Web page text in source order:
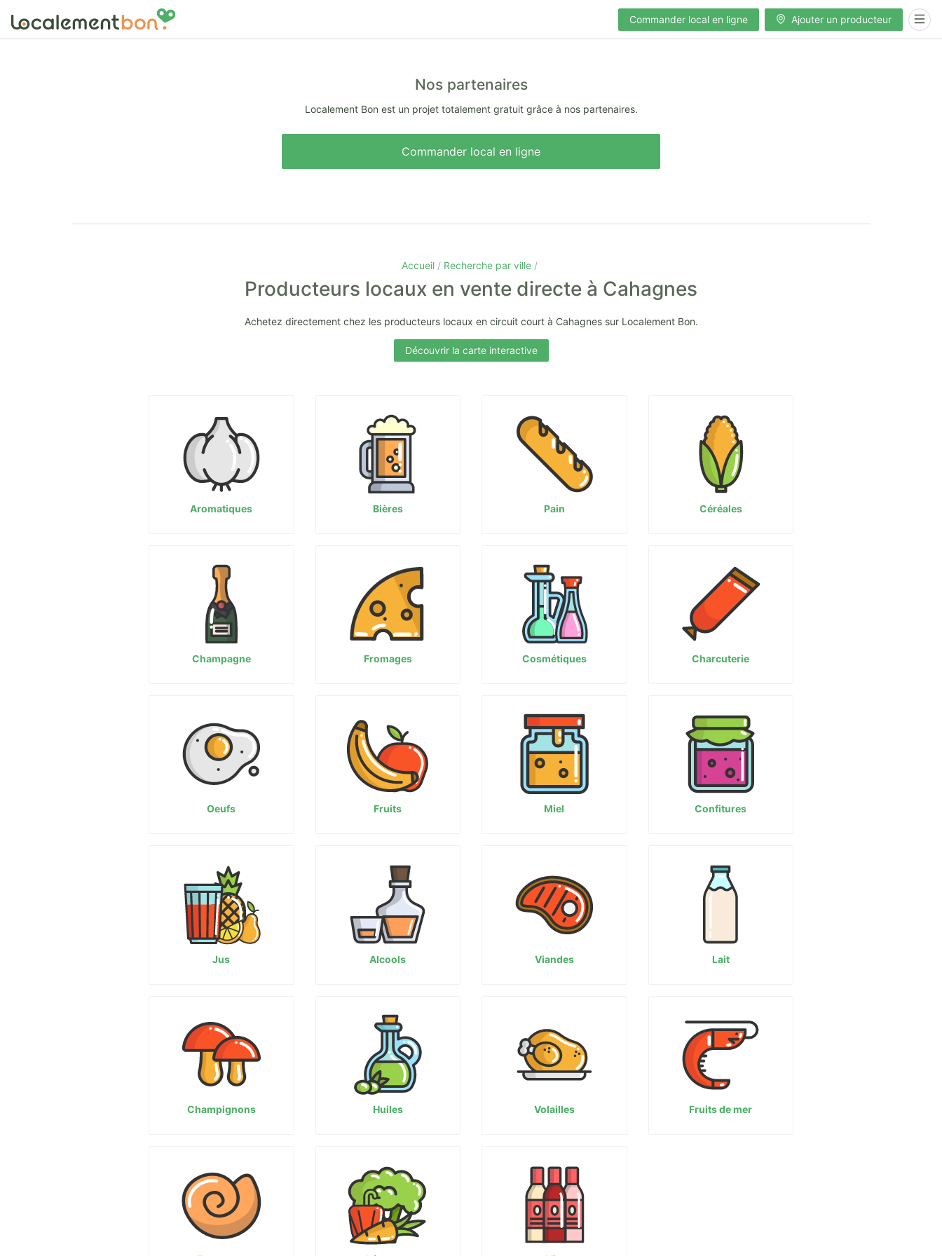
Commander local en ligne Ajouter un producteur
Nos partenaires
Localement Bon est un projet totalement gratuit grâce à nos partenaires.
Commander local en ligne
Accueil Recherche par ville
Producteurs locaux en vente directe à Cahagnes
Achetez directement chez les producteurs locaux en circuit court à Cahagnes sur Localement Bon.
Découvrir la carte interactive
Aromatiques Bières Pain Céréales
Champagne Fromages Cosmétiques Charcuterie
Oeufs Fruits Miel Confitures
Jus Alcools Viandes Lait
Champignons Huiles Volailles Fruits de mer